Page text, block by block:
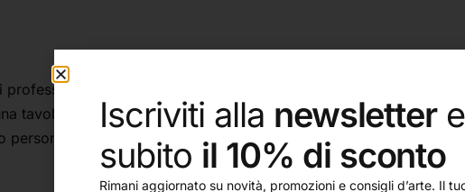
con prestazioni senza pari. Il tutto in una scatola
tavolozza integrale nel coperchio, uno sportello incernierato
era precedentemente chiamata Black Box.
Iscriviti alla newsletter
subito il 10% di sconto
Rimani aggiornato su novità, promozioni e consigli d’arte. Il